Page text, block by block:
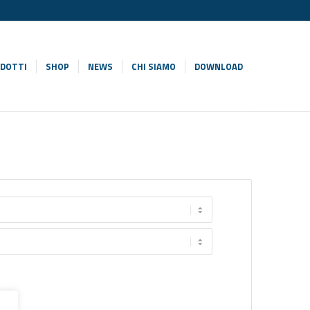
SHOP NEWS CHI SIAMO DOWNLOAD